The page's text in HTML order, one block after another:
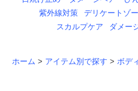
紫外線対策
デリケートゾ
スカルプケア
ダメー
ホーム > アイテム別で探す > ボデ